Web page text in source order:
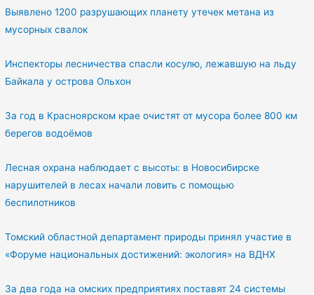
Выявлено 1200 разрушающих планету утечек метана из
мусорных свалок
Инспекторы лесничества спасли косулю, лежавшую на льду
Байкала у острова Ольхон
За год в Красноярском крае очистят от мусора более 800 км
берегов водоёмов
Лесная охрана наблюдает с высоты: в Новосибирске
нарушителей в лесах начали ловить с помощью
беспилотников
Томский областной департамент природы принял участие в
«Форуме национальных достижений: экология» на ВДНХ
За два года на омских предприятиях поставят 24 системы